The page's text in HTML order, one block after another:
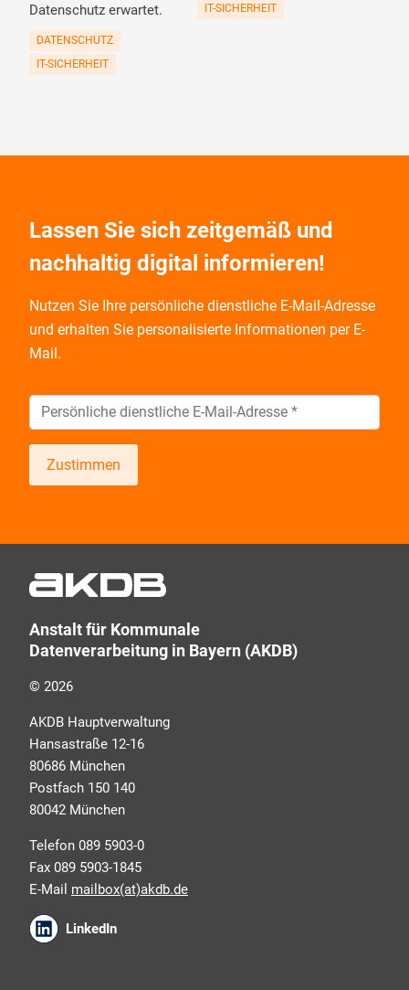
Datenschutz erwartet.
DATENSCHUTZ
IT-SICHERHEIT
IT-SICHERHEIT
Lassen Sie sich zeitgemäß und
nachhaltig digital informieren!
Nutzen Sie Ihre persönliche dienstliche E-Mail-Adresse
und erhalten Sie personalisierte Informationen per E-
Mail.
Zustimmen
Umfragen in allen Produktbereichen des AKDB
selbstverständlich kostenlos. Aber auch schnell und
ressourcenschonend, eben ganz zeitgemäß digital.
Dafür benötigen wir Ihre Einwilligung, die Sie jederzeit
Ich erkläre mich mit den AKDB-
Datenschutzbedingungen einverstanden. Detaillierte
Anstalt für Kommunale
Datenverarbeitung in Bayern (AKDB)
© 2026
AKDB Hauptverwaltung
Hansastraße 12-16
80686 München
Postfach 150 140
80042 München
Telefon 089 5903-0
Fax 089 5903-1845
E-Mail mailbox(at)akdb.de
LinkedIn